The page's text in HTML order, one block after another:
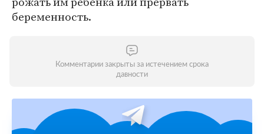
беременность.
Комментарии закрыты за истечением срока
давности